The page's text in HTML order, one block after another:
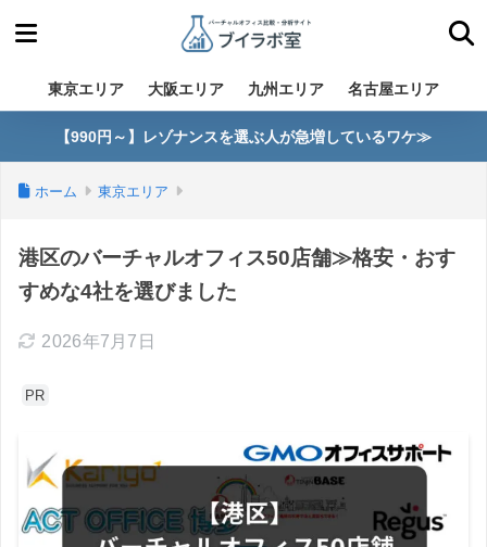
東京エリア 大阪エリア 九州エリア 名古屋エリア
【990円～】レゾナンスを選ぶ人が急増しているワケ≫
ホーム 東京エリア
港区のバーチャルオフィス50店舗≫格安・おす
すめな4社を選びました
2026年7月7日
PR